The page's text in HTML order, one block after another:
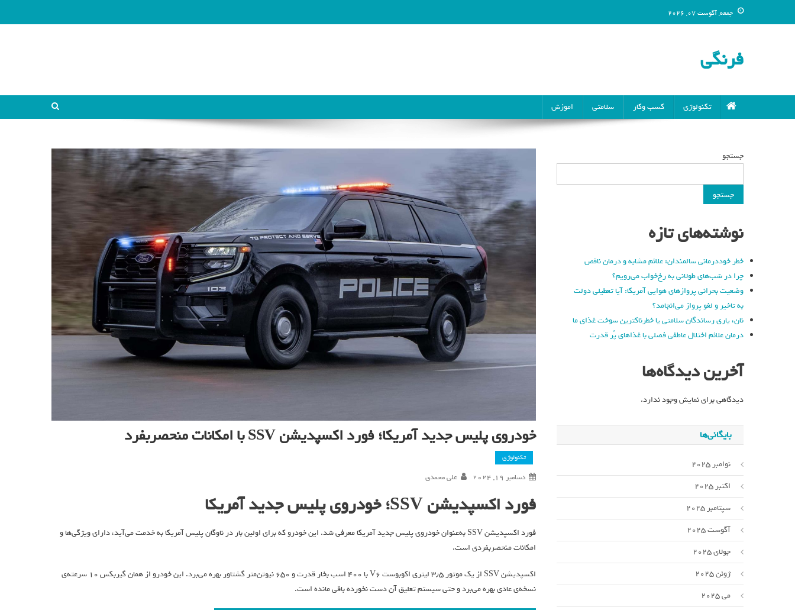
جمعه, آگوست 07, 2026
فرنگی
تکنولوژی کسب وکار سلامتی اموزش
خودروی پلیس جدید آمریکا؛ فورد اکسپدیشن SSV با امکانات منحصربفرد
تکنولوژی
دسامبر 19, 2024 علی محمدی
فورد اکسپدیشن SSV؛ خودروی پلیس جدید آمریکا
فورد اکسپدیشن SSV به‌عنوان خودروی پلیس جدید آمریکا معرفی شد. این خودرو که برای اولین بار در ناوگان پلیس آمریکا به خدمت می‌آید، دارای ویژگی‌ها و
امکانات منحصربفردی است.
اکسپدیشن SSV از یک موتور ۳٫۵ لیتری اکوبوست V6 با ۴۰۰ اسب بخار قدرت و ۶۵۰ نیوتن‌متر گشتاور بهره می‌برد. این خودرو از همان گیربکس ۱۰ سرعته‌ی
نسخه‌ی عادی بهره می‌برد و حتی سیستم تعلیق آن دست نخورده باقی مانده است.
جستجو
جستجو
نوشته‌های تازه
خطر خوددرمانی سالمندان: علائم مشابه و درمان ناقص
چرا در شب‌های طولانی به رخ‌خواب می‌رویم؟
وضعیت بحرانی پروازهای هوایی آمریکا: آیا تعطیلی دولت
به تاخیر و لغو پرواز می‌انجامد؟
نان، یاری رساندگان سلامتی یا خطرناکترین سوخت غذای ما
درمان علائم اختلال عاطفی فصلی با غذاهای پُر قدرت
آخرین دیدگاه‌ها
دیدگاهی برای نمایش وجود ندارد.
بایگانی‌ها
نوامبر 2025
اکتبر 2025
سپتامبر 2025
آگوست 2025
جولای 2025
ژوئن 2025
می 2025